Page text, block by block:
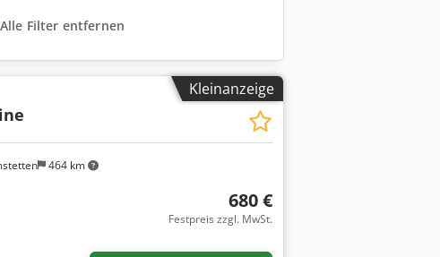
Alle Filter entfernen
Kleinanzeige
Mehr Bilder anfragen
464 km
680 €
Festpreis zzgl. MwSt.